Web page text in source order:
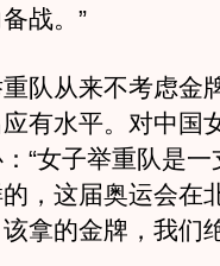
战。”
从来不考虑金
有水平。对中国
“女子举重队是
，这届奥运会在
拿的金牌，我们